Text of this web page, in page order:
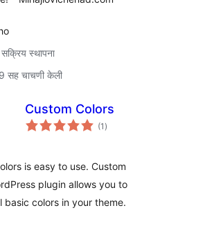
स्थापना
सह चाचणी केली
Custom Colors
(1 एकूण
मूल्यांकन
)
is easy to use. Custom
plugin allows you to
basic colors in your theme.